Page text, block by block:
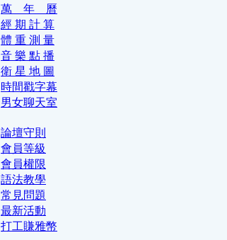
萬 年 曆
經 期 計 算
體 重 測 量
音 樂 點 播
衛 星 地 圖
時間戳字幕
男女聊天室
論壇守則
會員等級
會員權限
語法教學
常見問題
最新活動
打工賺雅幣